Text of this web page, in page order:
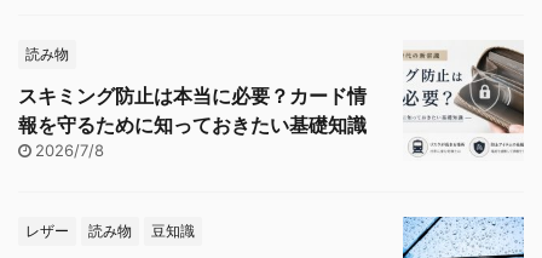
読み物
スキミング防止は本当に必要？カード情
報を守るために知っておきたい基礎知識
2026/7/8
レザー 読み物 豆知識